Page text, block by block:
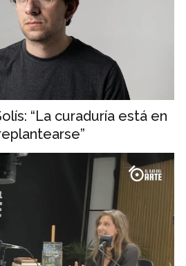
“La curaduría está en